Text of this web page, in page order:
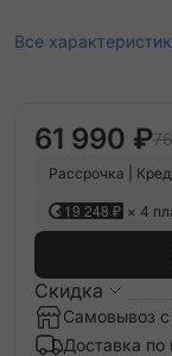
Все
61 990 ₽
Рассрочка |
19 248 ₽ × 4
Скидка
Самовывоз с
Доставка по